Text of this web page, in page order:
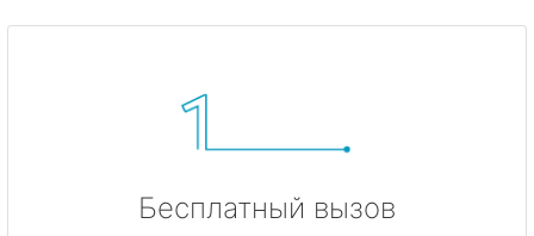
Бесплатный вызов